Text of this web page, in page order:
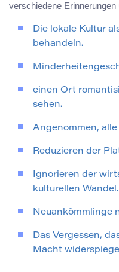
verschiedene
Die lokale Kultur
behandeln.
einen Ort
sehen.
Angenommen,
Reduzieren der
Ignorieren der
kulturellen Wandel.
Neuankömmlinge
Das Vergessen,
Macht